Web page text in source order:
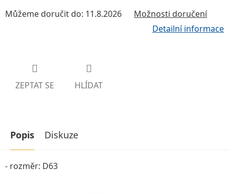
Můžeme doručit do: 11.8.2026 Možnosti doručení
Detailní informace
ZEPTAT SE HLÍDAT
Popis Diskuze
- rozměr: D63